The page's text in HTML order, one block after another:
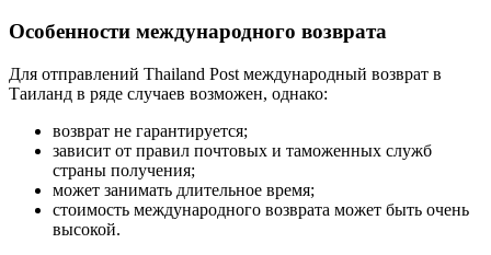
Особенности международного возврата
Для отправлений Thailand Post международный возврат в
Таиланд в ряде случаев возможен, однако:
возврат не гарантируется;
зависит от правил почтовых и таможенных служб
страны получения;
может занимать длительное время;
стоимость международного возврата может быть очень
высокой.